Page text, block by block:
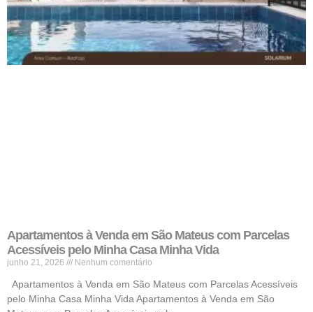
Apartamentos à Venda em São Mateus com Parcelas
Acessíveis pelo Minha Casa Minha Vida
junho 21, 2026 Nenhum comentário
Apartamentos à Venda em São Mateus com Parcelas Acessíveis
pelo Minha Casa Minha Vida Apartamentos à Venda em São